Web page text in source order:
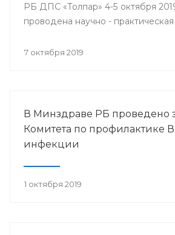
РБ ДПС «Толпар» 4-5 октября
проводена научно -
лечения в детских
7 октября 2019
В Минздраве РБ проведено
Комитета по профилактике
инфекции
1 октября 2019